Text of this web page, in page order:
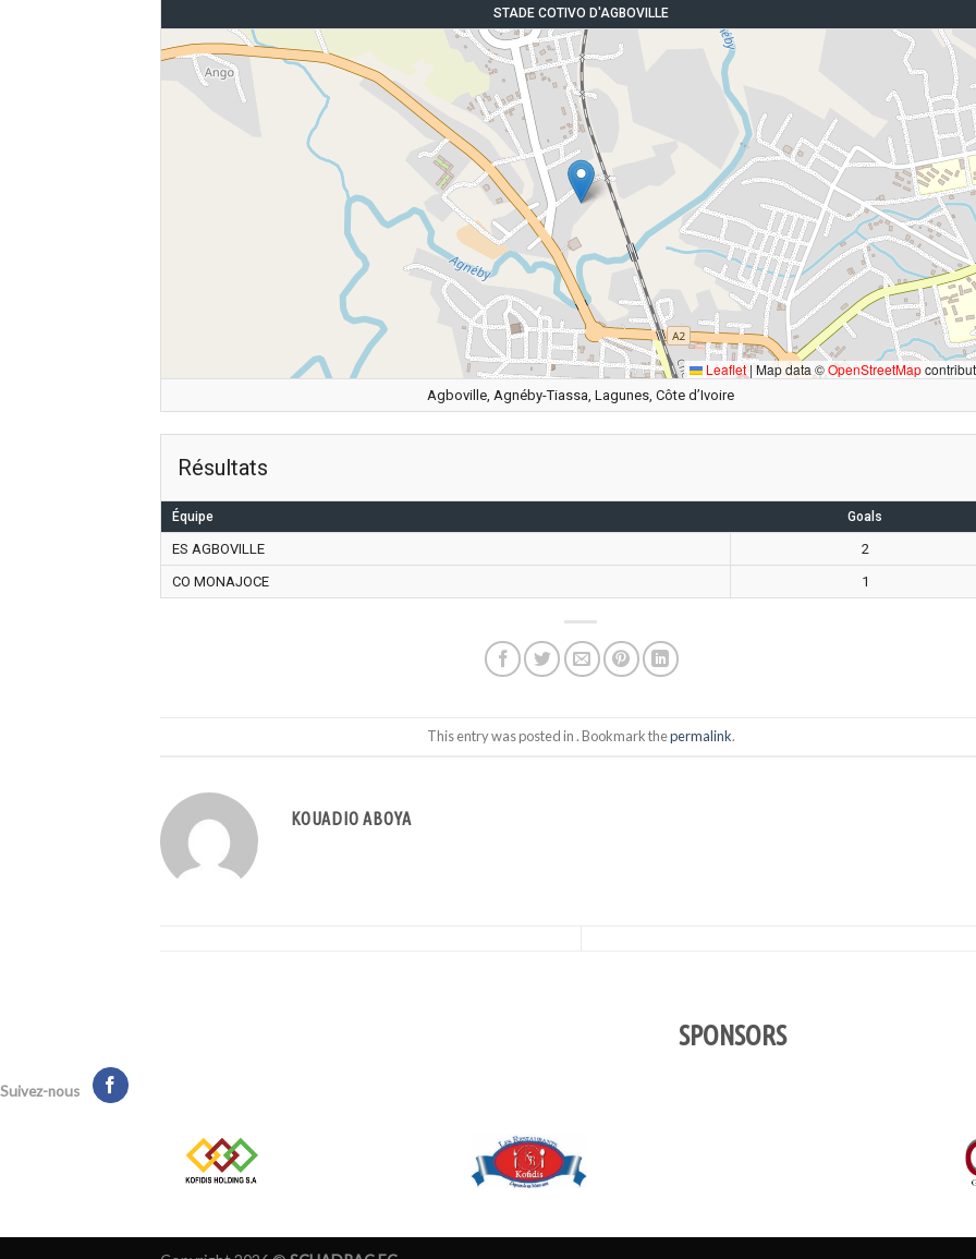
STADE COTIVO D'AGBOVILLE
Leaflet | Map data ©OpenStreetMap
Agboville, Agnéby-Tiassa, Lagunes, Côte d’Ivoire
Résultats
Équipe Goals
ES AGBOVILLE
2
CO MONAJOCE
1
This entry was posted in . Bookmark thepermalink.
KOUADIO ABOYA
SPONSORS
Suivez-nous